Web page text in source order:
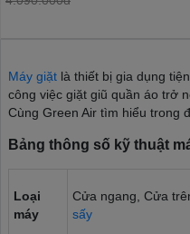
Máy giặt là thiết bị gia dụng
công việc giặt giũ quần áo trở
Cùng Green Air tìm hiểu trong
Bảng thông số kỹ thuật
Loại
máy
Cửa ngang, Cửa
sấy